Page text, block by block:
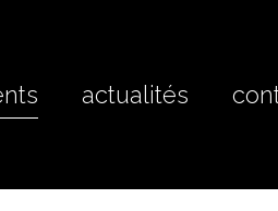
actualités